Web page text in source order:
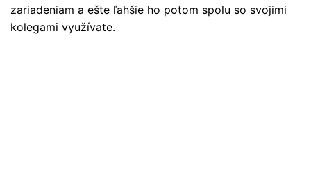
zariadeniam a ešte ľahšie ho potom spolu so svojimi
kolegami využívate.